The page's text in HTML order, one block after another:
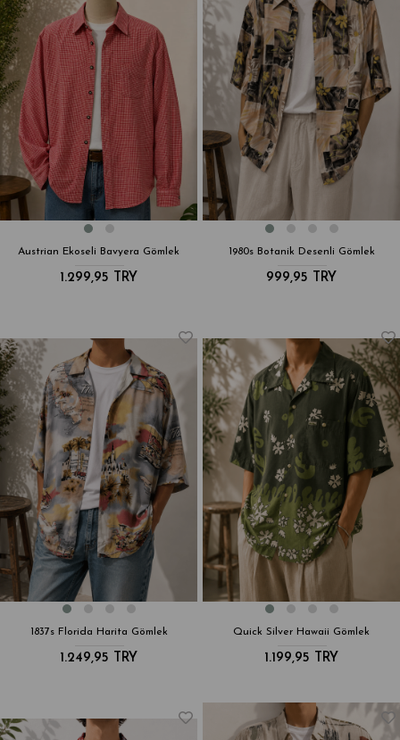
Austrian Ekoseli Bavyera Gömlek
1.299,95 TRY
1980s Botanik Desenli Gömlek
999,95 TRY
1837s Florida Harita Gömlek
1.249,95 TRY
Quick Silver Hawaii Gömlek
1.199,95 TRY